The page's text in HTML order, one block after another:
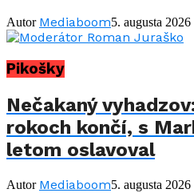
Autor Mediaboom5. augusta 2026
Pikošky
Nečakaný
rokoch končí, s
letom oslavoval
Autor Mediaboom5. augusta 2026